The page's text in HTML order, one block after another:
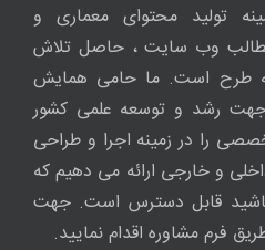
تولید محتوای معماری و
وب سایت ، حاصل تلاش
طرح است. ما حامی همایش
رشد و توسعه علمی کشور
را در زمینه اجرا و طراحی
و خارجی ارائه می دهیم که
قابل دسترس است. جهت
فرم مشاوره اقدام نمایید.